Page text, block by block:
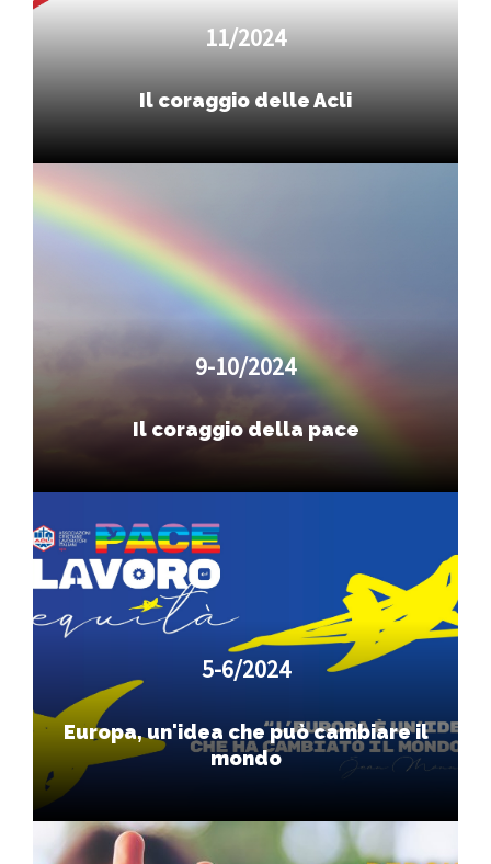
11/2024
Il coraggio delle Acli
9-10/2024
Il coraggio della pace
5-6/2024
Europa, un'idea che può cambiare il
mondo